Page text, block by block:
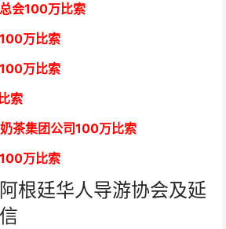
会100万比索
100万比索
100万比索
索
茶集团公司100万比索
100万比索
根廷华人导游协会及延